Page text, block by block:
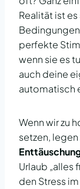
Realität ist
perfekte
wenn sie es
auch deine
automatisch
Wenn wir zu
setzen,
Urlaub „alles
den Stress